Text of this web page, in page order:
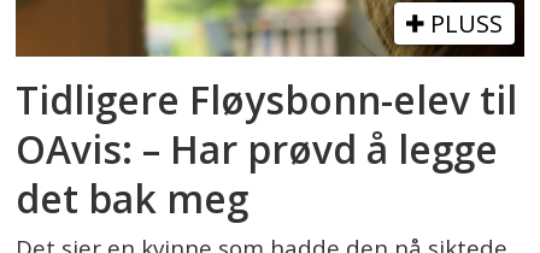
PLUSS
Tidligere Fløysbonn-elev til
OAvis: – Har prøvd å legge
det bak meg